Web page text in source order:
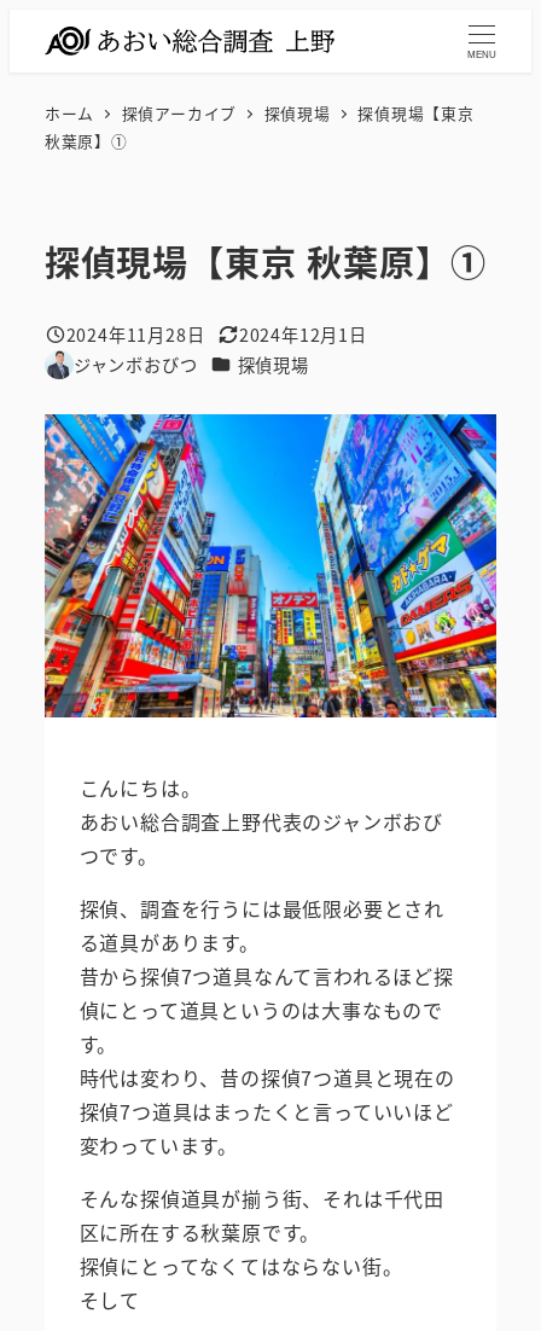
MENU
ホーム 探偵アーカイブ 探偵現場
探偵現場【東京
秋葉原】①
探偵現場【東京 秋葉原】①
投稿日
2024年11月28日
更新日
2024年12月1日
著
ジャンボおびつ カテゴリー
探偵現場
こんにちは。
あおい総合調査上野代表のジャンボおび
つです。
探偵、調査を行うには最低限必要とされ
る道具があります。
昔から探偵7つ道具なんて言われるほど探
偵にとって道具というのは大事なもので
す。
時代は変わり、昔の探偵7つ道具と現在の
探偵7つ道具はまったくと言っていいほど
変わっています。
そんな探偵道具が揃う街、それは千代田
区に所在する秋葉原です。
探偵にとってなくてはならない街。
そして